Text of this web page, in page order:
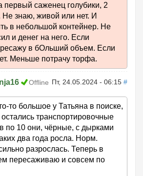
первый саженец голубики, 2
Не знаю, живой или нет. И
в небольшой контейнер. Не
и денег на него. Если
в бОльший объем. Если
Меньше потрачу торфа.
Offline Пт, 24.05.2024 - 06:15 #
то большое у Татьяна в поиске,
транспортировочные
по 10 они, чёрные, с дырками
два года росла. Норм.
разрослась. Теперь в
пересаживаю и совсем по